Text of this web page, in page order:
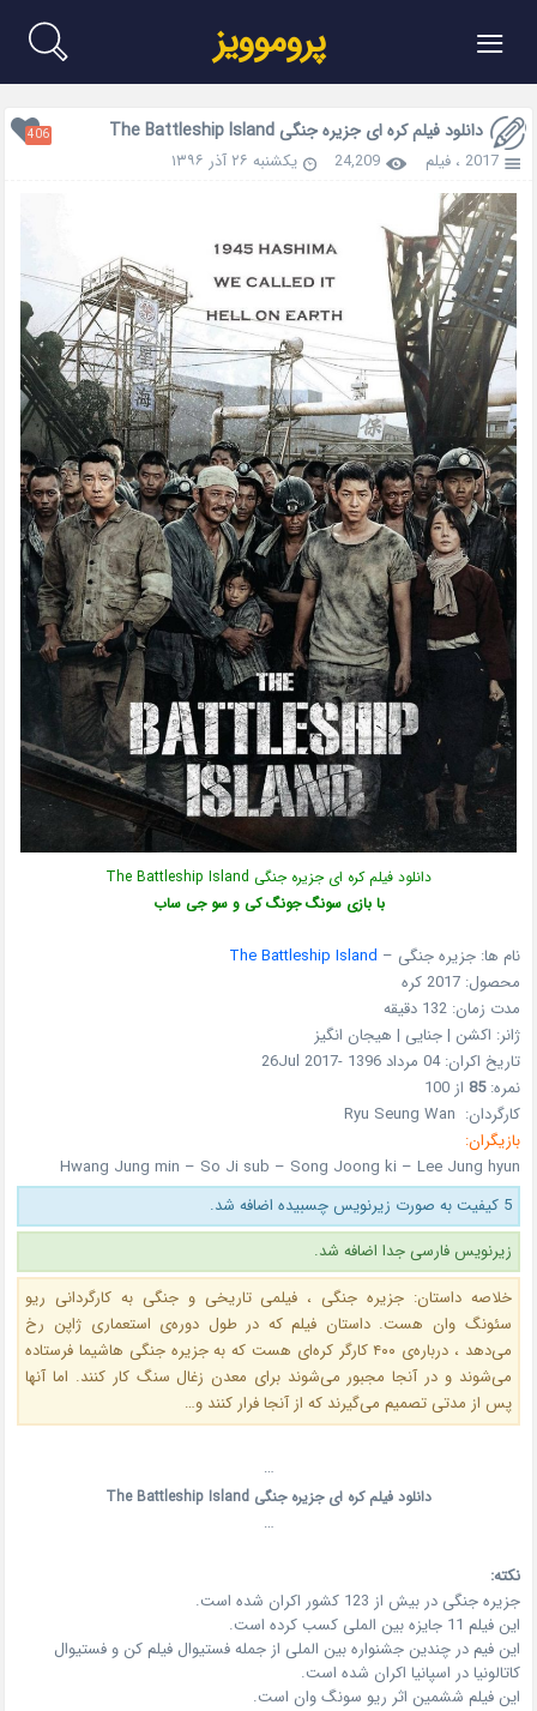
≡ پروموویز
دانلود فیلم کره ای جزیره جنگی The Battleship Island 406
2017 ،فیلم 24,209 یکشنبه ۲۶ آذر ۱۳۹۶
دانلود فیلم کره ای جزیره جنگی The Battleship Island
با بازی سونگ جونگ کی و سو جی ساب
نام ها: جزیره جنگی – The Battleship Island
محصول: 2017 کره
مدت زمان: 132 دقیقه
ژانر: اکشن | جنایی | هیجان انگیز
تاریخ اکران: 04 مرداد 1396 -26Jul 2017
نمره:85 از 100
کارگردان: Ryu Seung Wan
بازیگران:
Hwang Jung min – So Ji sub – Song Joong ki – Lee Jung hyun
5 کیفیت به صورت زیرنویس چسبیده اضافه شد.
زیرنویس فارسی جدا اضافه شد.
خلاصه داستان: جزیره جنگی ، فیلمی تاریخی و جنگی به کارگردانی ریو
سئونگ وان هست. داستان فیلم که در طول دوره‌ی استعماری ژاپن رخ
می‌دهد ، درباره‌ی ۴۰۰ کارگر کره‌ای هست که به جزیره جنگی هاشیما فرستاده
می‌شوند و در آنجا مجبور می‌شوند برای معدن زغال سنگ کار کنند. اما آنها
پس از مدتی تصمیم می‌گیرند که از آنجا فرار کنند و…
…
دانلود فیلم کره ای جزیره جنگی The Battleship Island
…
نکته:
جزیره جنگی در بیش از 123 کشور اکران شده است.
این فیلم 11 جایزه بین الملی کسب کرده است.
این فیم در چندین جشنواره بین الملی از جمله فستیوال فیلم کن و فستیوال
کاتالونیا در اسپانیا اکران شده است.
این فیلم ششمین اثر ریو سونگ وان است.